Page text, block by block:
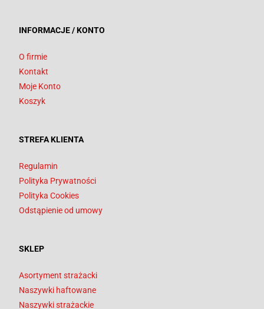
INFORMACJE / KONTO
O firmie
Kontakt
Moje Konto
Koszyk
STREFA KLIENTA
Regulamin
Polityka Prywatności
Polityka Cookies
Odstąpienie od umowy
SKLEP
Asortyment strażacki
Naszywki haftowane
Naszywki strażackie